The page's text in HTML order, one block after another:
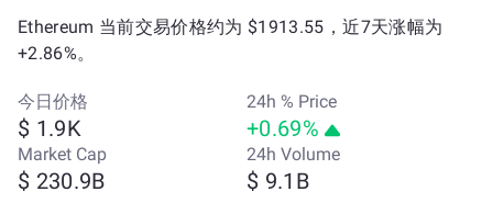
Ethereum 当前交易价格约为 $1913.55，近7天涨幅为
+2.86%。
今日价格
$ 1.9K
24h % Price
+0.69%
Market Cap
$ 230.9B
24h Volume
$ 9.1B